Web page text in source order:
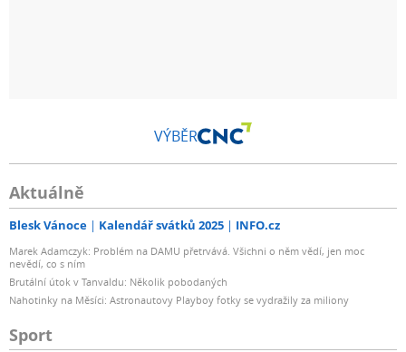
VÝBĚR
Aktuálně
Blesk Vánoce Kalendář svátků 2025 INFO.cz
Marek Adamczyk: Problém na DAMU přetrvává. Všichni o něm vědí, jen moc
nevědí, co s ním
Brutální útok v Tanvaldu: Několik pobodaných
Nahotinky na Měsíci: Astronautovy Playboy fotky se vydražily za miliony
Sport